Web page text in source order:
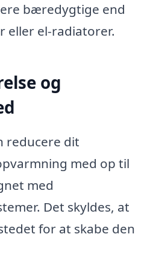
bæredygtige end
eller el-radiatorer.
og
reducere dit
med op til
med
Det skyldes, at
for at skabe den